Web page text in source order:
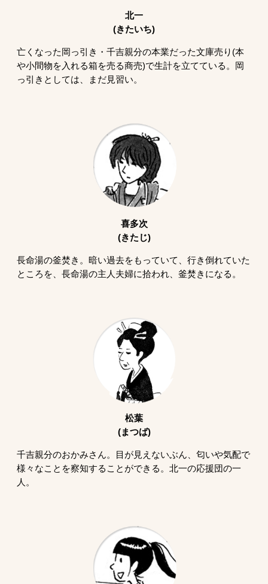
北一
(きたいち)
亡くなった岡っ引き・千吉親分の本業だった文庫売り(本
や小間物を入れる箱を売る商売)で生計を立てている。岡
っ引きとしては、まだ見習い。
喜多次
(きたじ)
長命湯の釜焚き。暗い過去をもっていて、行き倒れていた
ところを、長命湯の主人夫婦に拾われ、釜焚きになる。
松葉
(まつば)
千吉親分のおかみさん。目が見えないぶん、匂いや気配で
様々なことを察知することができる。北一の応援団の一
人。